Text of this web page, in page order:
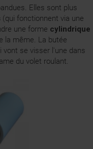
Elles sont plus
(qui fonctionnent via une
une forme cylindrique
la même. La butée
vont se visser l'une dans
du volet roulant.